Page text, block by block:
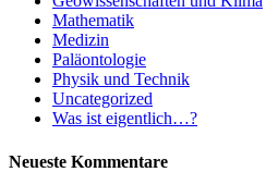
Mathematik
Medizin
Paläontologie
Physik und Technik
Uncategorized
Was ist eigentlich…?
Neueste Kommentare